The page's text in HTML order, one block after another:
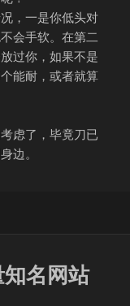
，一是你低头对
会手软。在第二
过你，如果不是
能耐，或者就算
虑了，毕竟刀已
边。
名网站